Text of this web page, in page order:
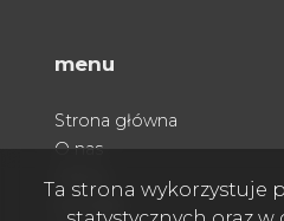
menu
Strona główna
O nas
Ta strona wykorzystuje